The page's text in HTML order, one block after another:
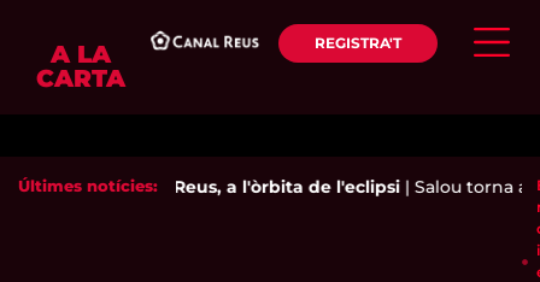
A LA
CARTA
REGISTRA'T
Últimes notícies: Reus, a l'òrbita de l'eclipsi| Salou torna a